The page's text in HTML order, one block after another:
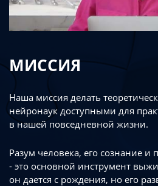
МИССИЯ
Наша миссия делать
нейронаук доступными для
в нашей повседневной жизни.
Разум человека, его сознание и
- это основной инструмент
он дается с рождения, но его